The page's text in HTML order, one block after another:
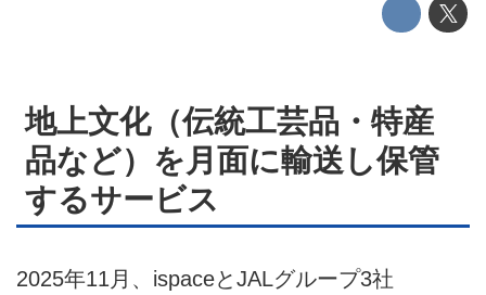
広告掲載について
地上文化（伝統工芸品・特産
品など）を月面に輸送し保管
するサービス
2025年11月、ispaceとJALグループ3社